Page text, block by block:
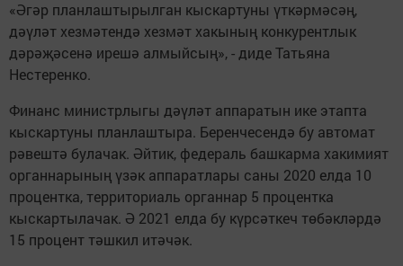
«Әгәр планлаштырылган кыскартуны үткәрмәсәң,
дәүләт хезмәтендә хезмәт хакының конкурентлык
дәрәҗәсенә ирешә алмыйсың», - диде Татьяна
Нестеренко.
Финанс министрлыгы дәүләт аппаратын ике этапта
кыскартуны планлаштыра. Беренчесендә бу автомат
рәвештә булачак. Әйтик, федераль башкарма хакимият
органнарының үзәк аппаратлары саны 2020 елда 10
процентка, территориаль органнар 5 процентка
кыскартылачак. Ә 2021 елда бу күрсәткеч төбәкләрдә
15 процент тәшкил итәчәк.